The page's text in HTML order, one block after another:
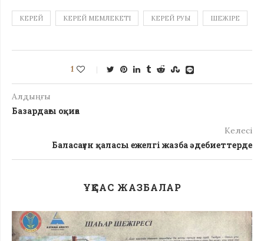
КЕРЕЙ КЕРЕЙ МЕМЛЕКЕТІ КЕРЕЙ РУЫ ШЕЖІРЕ
1
Алдыңғы
Базардағы оқиға
Келесі
Баласағұн қаласы ежелгі жазба әдебиеттерде
ҰҚСАС ЖАЗБАЛАР